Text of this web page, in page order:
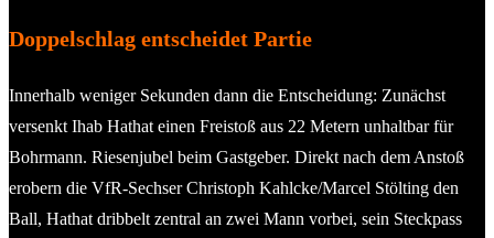
Doppelschlag entscheidet Partie
Innerhalb weniger Sekunden dann die Entscheidung: Zunächst
versenkt Ihab Hathat einen Freistoß aus 22 Metern unhaltbar für
Bohrmann. Riesenjubel beim Gastgeber. Direkt nach dem Anstoß
erobern die VfR-Sechser Christoph Kahlcke/Marcel Stölting den
Ball, Hathat dribbelt zentral an zwei Mann vorbei, sein Steckpass